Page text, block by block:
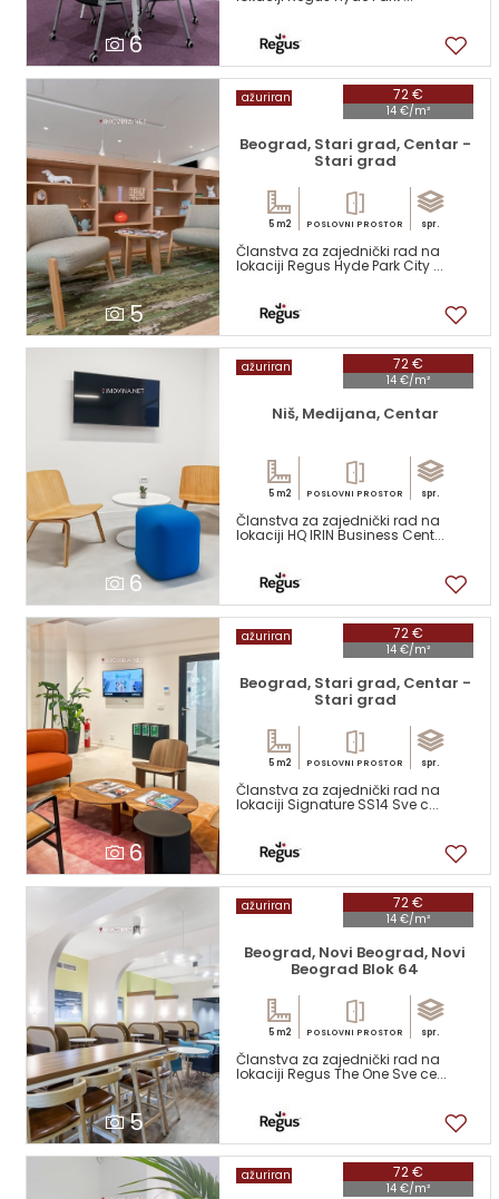
6
5
72 €
14 €/m²
ažuriran
Beograd, Stari grad, Centar -
Stari grad
5 m2 POSLOVNI PROSTOR spr.
Članstva za zajednički rad na
lokaciji Regus Hyde Park City ...
6
72 €
14 €/m²
ažuriran
Niš, Medijana, Centar
5 m2 POSLOVNI PROSTOR spr.
Članstva za zajednički rad na
lokaciji HQ IRIN Business Cent...
6
72 €
14 €/m²
ažuriran
Beograd, Stari grad, Centar -
Stari grad
5 m2 POSLOVNI PROSTOR spr.
Članstva za zajednički rad na
lokaciji Signature SS14 Sve c...
5
72 €
14 €/m²
ažuriran
Beograd, Novi Beograd, Novi
Beograd Blok 64
5 m2 POSLOVNI PROSTOR spr.
Članstva za zajednički rad na
lokaciji Regus The One Sve ce...
72 €
14 €/m²
ažuriran